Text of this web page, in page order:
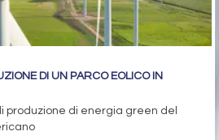
DI UN PARCO EOLICO IN
produzione di energia green del